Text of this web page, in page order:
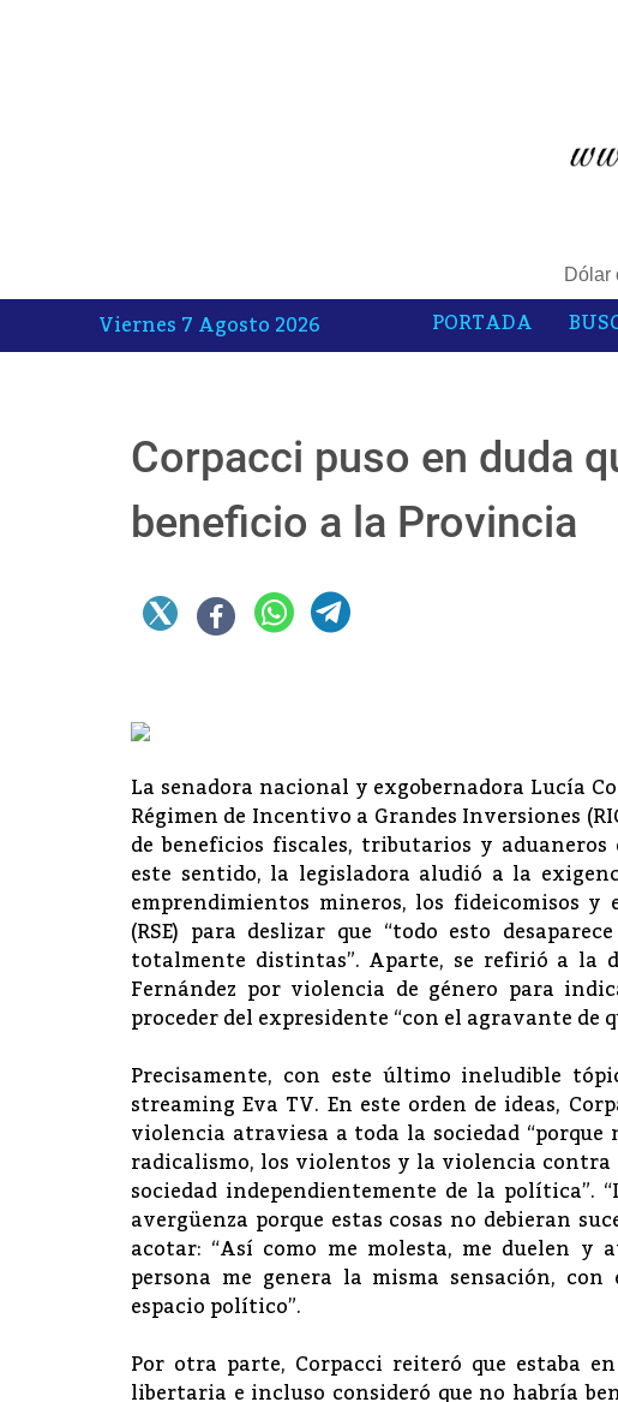
Dólar
Viernes 7 Agosto 2026 PORTADA
Corpacci puso en duda
beneficio a la Provincia
La senadora nacional y exgobernadora Lucía
Régimen de Incentivo a Grandes Inversiones
de beneficios fiscales, tributarios y
este sentido, la legisladora aludió a la
emprendimientos mineros, los fideicomisos y
(RSE) para deslizar que “todo esto
totalmente distintas”. Aparte, se refirió a la
Fernández por violencia de género para
proceder del expresidente “con el agravante de
Precisamente, con este último ineludible
streaming Eva TV. En este orden de ideas,
violencia atraviesa a toda la sociedad
radicalismo, los violentos y la violencia contra
sociedad independientemente de la política”.
avergüenza porque estas cosas no debieran
acotar: “Así como me molesta, me duelen y
persona me genera la misma sensación,
espacio político”.
Por otra parte, Corpacci reiteró que estaba
libertaria e incluso consideró que no habría